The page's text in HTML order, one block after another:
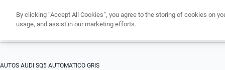
AUTOS AUDI SQ5 AUTOMATICO GRIS
Busca por marca
By clicking “Accept All Cookies”, you agree to the storing of cookies on
usage, and assist in our marketing efforts.